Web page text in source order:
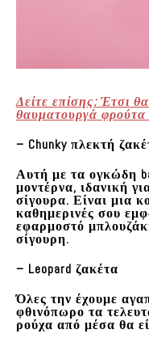
Δείτε επίσης: Έτσι
θαυματουργά
– Chunky πλεκτή
Αυτή με τα ογκώδη
μοντέρνα, ιδανική
σίγουρα. Είναι μια
καθημερινές σου
εφαρμοστό
σίγουρη.
– Leopard ζακέτα
Όλες την έχουμε
φθινόπωρο τα
ρούχα από μέσα θα